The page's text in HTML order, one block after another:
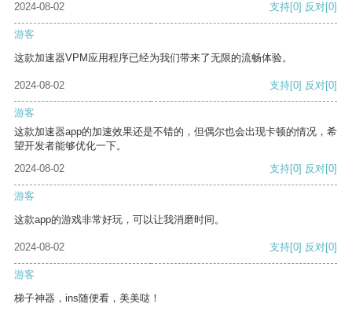
2024-08-02
支持[0] 反对[0]
游客
这款加速器VPM应用程序已经为我们带来了无限的流畅体验。
2024-08-02 支持[0] 反对[0]
游客
这款加速器app的加速效果还是不错的，但偶尔也会出现卡顿的情况，希
望开发者能够优化一下。
2024-08-02
支持[0] 反对[0]
游客
这款app的游戏非常好玩，可以让我消磨时间。
2024-08-02 支持[0] 反对[0]
游客
梯子神器，ins随便看，美美哒！